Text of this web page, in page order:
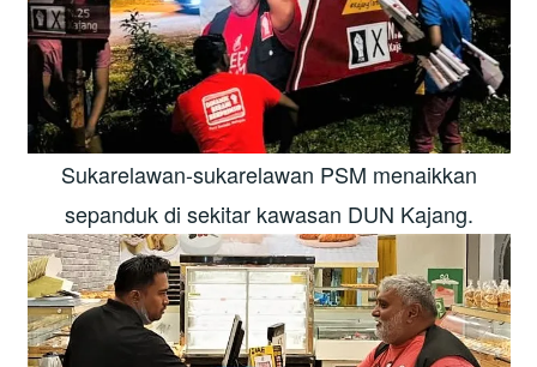
Sukarelawan-sukarelawan PSM menaikkan
sepanduk di sekitar kawasan DUN Kajang.